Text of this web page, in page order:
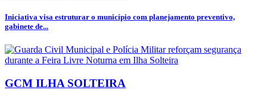
Iniciativa visa estruturar o município com planejamento preventivo,
gabinete de...
GCM ILHA SOLTEIRA